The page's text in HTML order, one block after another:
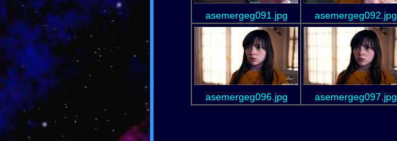
asemergeg091.jpg asemergeg092.jpg
asemergeg096.jpg asemergeg097.jpg